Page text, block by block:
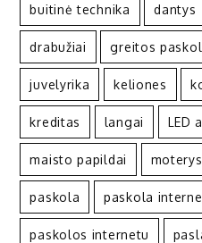
buitinė technika dantys
drabužiai greitos
juvelyrika keliones
kreditas langai LED
maisto papildai moterys
paskola paskola
paskolos internetu